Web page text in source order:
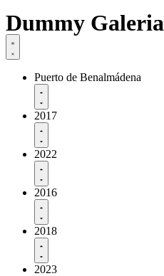
Dummy Galeria
Puerto de Benalmádena
2017
2022
2016
2018
2023